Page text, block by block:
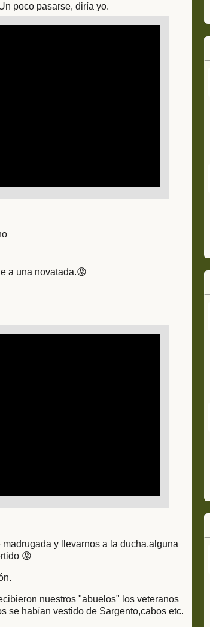
poco pasarse, diría yo.
a una novatada.😡
y llevarnos a la ducha,alguna
😡
nuestros "abuelos" los veteranos
se habían vestido de Sargento,cabos etc.